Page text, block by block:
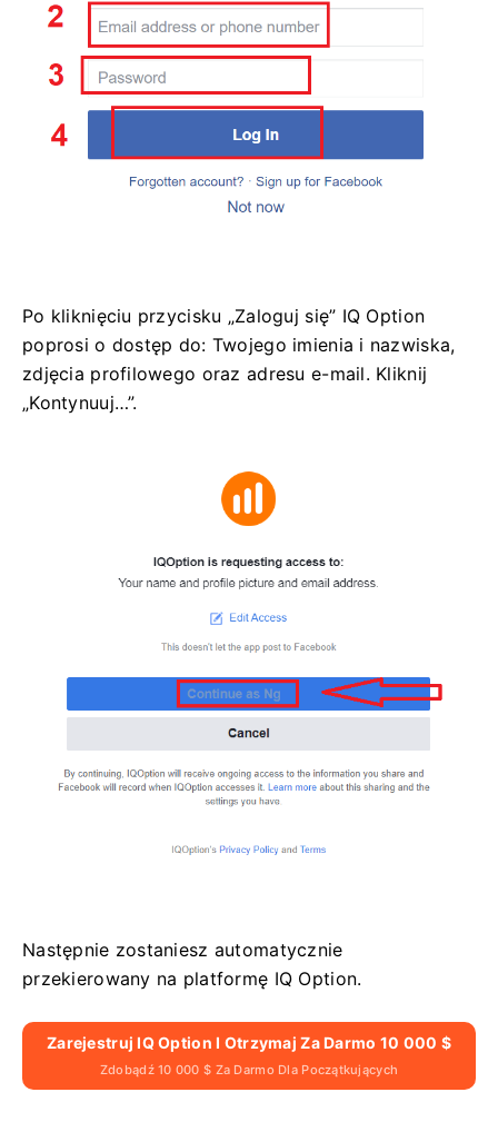
Po kliknięciu przycisku „Zaloguj się” IQ Option
poprosi o dostęp do: Twojego imienia i nazwiska,
zdjęcia profilowego oraz adresu e-mail. Kliknij
„Kontynuuj…”.
Następnie zostaniesz automatycznie
przekierowany na platformę IQ Option.
Zarejestruj IQ Option I Otrzymaj Za Darmo 10 000 $
Zdobądź 10 000 $ Za Darmo Dla Początkujących